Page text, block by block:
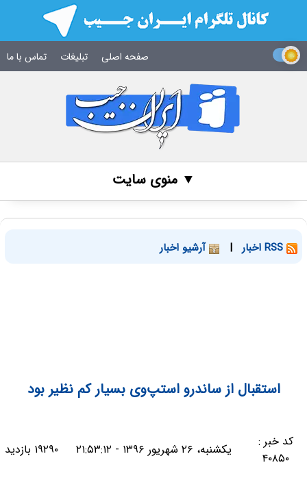
صفحه اصلی تبلیغات تماس با ما
▼ منوی سایت
| آرشیو اخبار
استقبال از ساندرو استپ‌وی بسیار کم نظیر بود
کد خبر :
۴۰۸۵۰
یکشنبه، ۲۶ شهریور ۱۳۹۶ - ۲۱:۵۳:۱۲ ۱۹۲۹۰ بازدید